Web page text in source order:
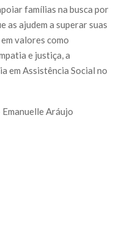
famílias na busca por
as ajudem a superar suas
valores como
e justiça, a
em Assistência Social no
Aráujo